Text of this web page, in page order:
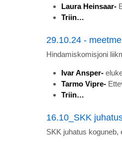
Laura Heinsaar-
Triin…
29.10.24 -
Hindamiskomisjoni
Ivar Ansper-
Tarmo Vipre-
Triin…
16.10_SKK
SKK juhatus koguneb,